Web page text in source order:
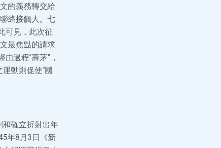
的義務轉交給
絡接觸人。七
可見，此次征
最焦點的請求
過程“壽茅”，
動則促使“國
和確立折射出年
年8月3日《新